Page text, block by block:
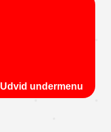
Udvid undermenu